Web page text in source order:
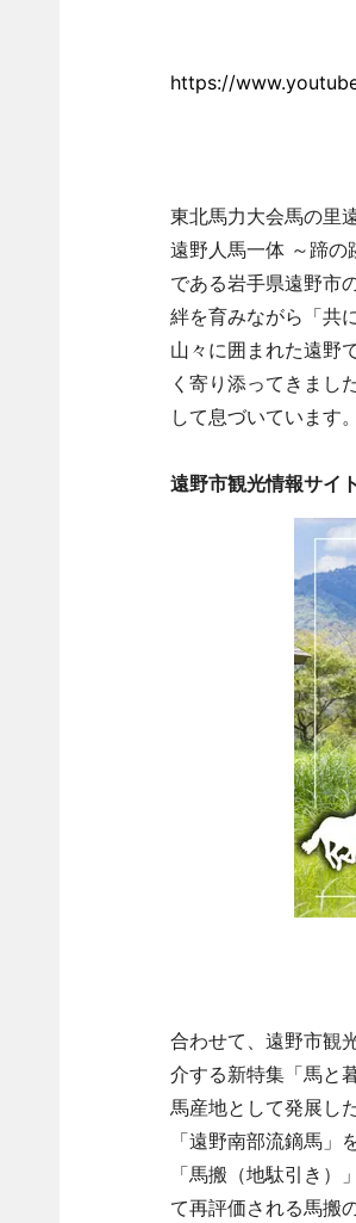
https://
東北馬力大会馬の里
遠野人馬一体 ～蹄の
である岩手県遠野市
絆を育みながら「共
山々に囲まれた遠野
く寄り添ってきまし
して息づいています。
遠野市観光情報サイ
合わせて、遠野市観
介する新特集「馬と
馬産地として発展し
「遠野南部流鏑馬
「馬搬（地駄引き
て再評価される馬搬